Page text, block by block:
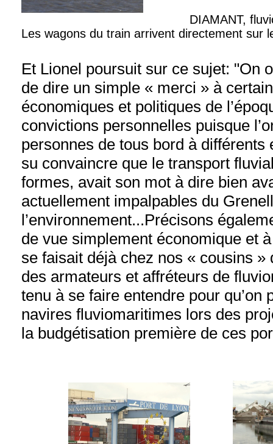
DIAMANT,
Les wagons du train arrivent directement sur
Et Lionel poursuit sur ce sujet: "On
de dire un simple « merci » à
économiques et politiques de
convictions personnelles puisque
personnes de tous bord à
su convaincre que le transport
formes, avait son mot à dire bien
actuellement impalpables du
l’environnement...Précisons
de vue simplement économique et
se faisait déjà chez nos « cousins »
des armateurs et affréteurs de
tenu à se faire entendre pour qu’on
navires fluviomaritimes lors des
la budgétisation première de ces